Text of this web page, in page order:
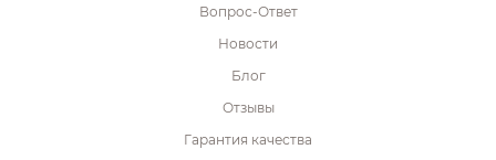
Вопрос-Ответ
Новости
Блог
Отзывы
Гарантия качества